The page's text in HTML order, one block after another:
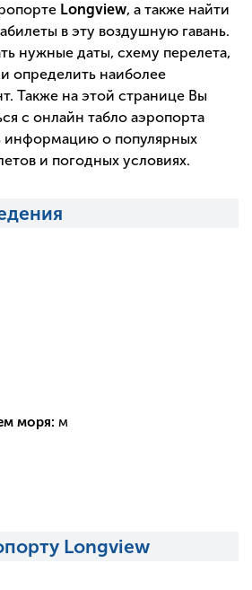
Longview, а также найти
в эту воздушную гавань.
нужные даты, схему перелета,
определить наиболее
Также на этой странице Вы
с онлайн табло аэропорта
информацию о популярных
и погодных условиях.
моря: м
Longview